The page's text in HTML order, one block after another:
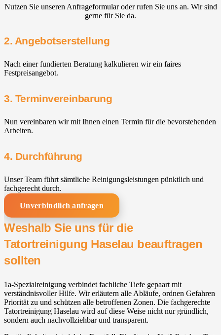
Nutzen Sie unseren Anfrageformular oder rufen Sie uns an. Wir sind
gerne für Sie da.
2. Angebotserstellung
Nach einer fundierten Beratung kalkulieren wir ein faires
Festpreisangebot.
3. Terminvereinbarung
Nun vereinbaren wir mit Ihnen einen Termin für die bevorstehenden
Arbeiten.
4. Durchführung
Unser Team führt sämtliche Reinigungsleistungen pünktlich und
fachgerecht durch.
Unverbindlich anfragen
Weshalb Sie uns für die
Tatortreinigung Haselau beauftragen
sollten
1a-Spezialreinigung verbindet fachliche Tiefe gepaart mit
verständnisvoller Hilfe. Wir erläutern alle Abläufe, ordnen Gefahren
Priorität zu und schützen alle betroffenen Zonen. Die fachgerechte
Tatortreinigung Haselau wird auf diese Weise nicht nur gründlich,
sondern auch nachvollziehbar und transparent.